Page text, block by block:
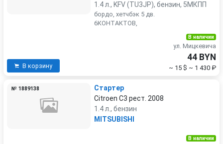
1.4 л., KFV (TU3JP), бензин, 5МКПП
бордо, хетчбэк 5 дв.
6КОНТАКТОВ,
В корзину
В наличии
ул. Мицкевича
44 BYN
~ 15 $ ~ 1 430 ₽
№ 1889138
Стартер
Citroen C3 рест. 2008
1.4 л., бензин
MITSUBISHI
В наличии